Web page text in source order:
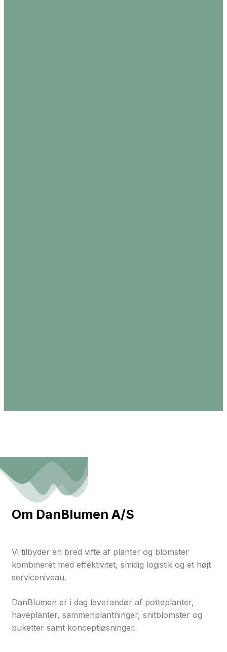
Om DanBlumen A/S
Vi tilbyder en bred vifte af planter og blomster
kombineret med effektivitet, smidig logistik og et højt
serviceniveau.
DanBlumen er i dag leverandør af potteplanter,
haveplanter, sammenplantninger, snitblomster og
buketter samt konceptløsninger.